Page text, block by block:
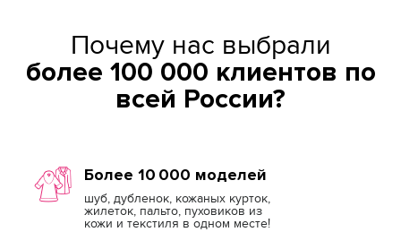
Почему нас выбрали
более 100 000 клиентов по
всей России?
Более 10 000 моделей
шуб, дубленок, кожаных курток,
жилеток, пальто, пуховиков из
кожи и текстиля в одном месте!